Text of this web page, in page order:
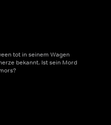
tot in seinem Wagen
bekannt. Ist sein Mord